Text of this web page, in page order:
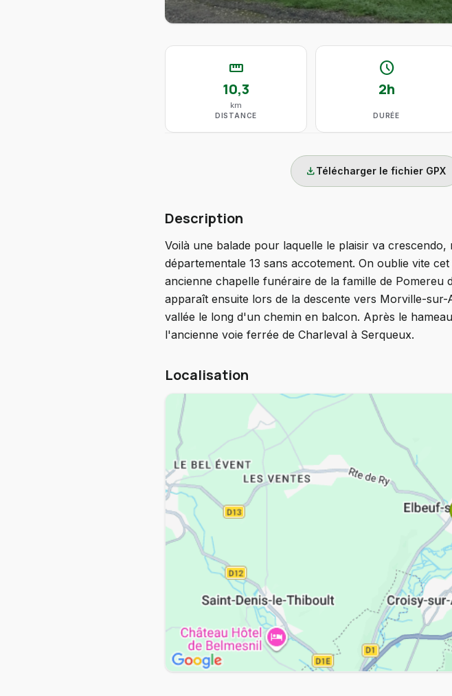
straighten
10,3
km
DISTANCE
schedule
2h
DURÉE
downloadTélécharger le fichier GPX
Description
Voilà une balade pour laquelle le plaisir va
départementale 13 sans accotement. On oublie vite
ancienne chapelle funéraire de la famille de
apparaît ensuite lors de la descente vers Morville-
vallée le long d'un chemin en balcon. Après le
l'ancienne voie ferrée de Charleval à Serqueux.
Localisation